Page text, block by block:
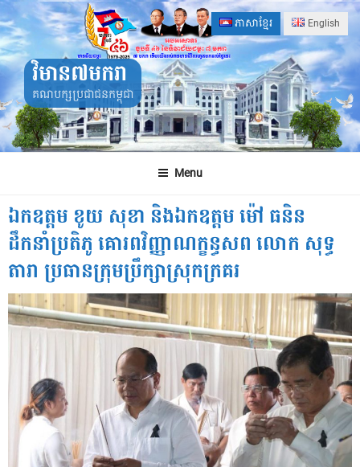
Skip
to
content
ភាសាខ្មែរ English
វិមាន៧មករា
គណបក្សប្រជាជនកម្ពុជា
Menu
ឯកឧត្តម ខូយ សុខា និងឯកឧត្តម ម៉ៅ ធនិន
ដឹកនាំប្រតិភូ គោរពវិញ្ញាណក្ខន្ធសព លោក សុទ្ធ
តារា ប្រធានក្រុមប្រឹក្សាស្រុកក្រគរ